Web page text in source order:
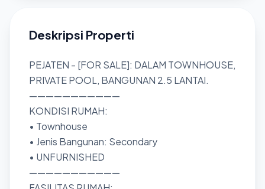
Deskripsi Properti
PEJATEN - [FOR SALE]: DALAM TOWNHOUSE,
PRIVATE POOL, BANGUNAN 2.5 LANTAI.
———————————
KONDISI RUMAH:
• Townhouse
• Jenis Bangunan: Secondary
• UNFURNISHED
———————————